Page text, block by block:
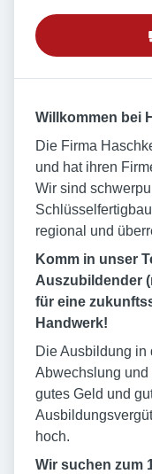
Willkommen bei
Die Firma
und hat ihren
Wir sind
regional und
Komm in unser
Auszubildender
für eine
Handwerk!
Die Ausbildung in
Abwechslung und
gutes Geld und
hoch.
Wir suchen zum